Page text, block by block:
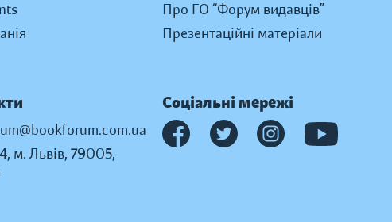
Про ГО “Форум видавців”
Презентаційні матеріали
м. Львів, 79005,
Соціальні мережі